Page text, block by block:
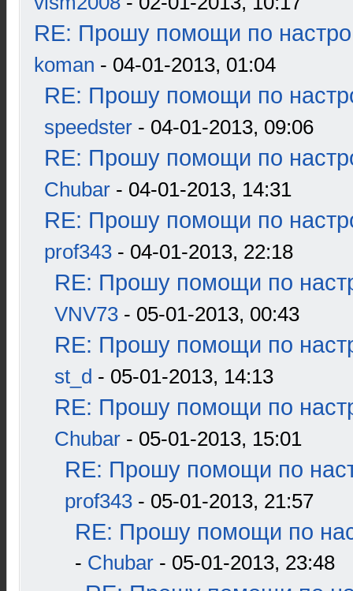
RE: Прошу помощи по
koman - 04-01-2013, 01:04
RE: Прошу помощи по
speedster - 04-01-2013, 09:06
RE: Прошу помощи по
Chubar - 04-01-2013, 14:31
RE: Прошу помощи по
prof343 - 04-01-2013, 22:18
RE: Прошу помощи по
VNV73 - 05-01-2013, 00:43
RE: Прошу помощи по
st_d - 05-01-2013, 14:13
RE: Прошу помощи по
Chubar - 05-01-2013, 15:01
RE: Прошу помощи по
prof343 - 05-01-2013, 21:57
RE: Прошу помощи по
- Chubar - 05-01-2013, 23:48